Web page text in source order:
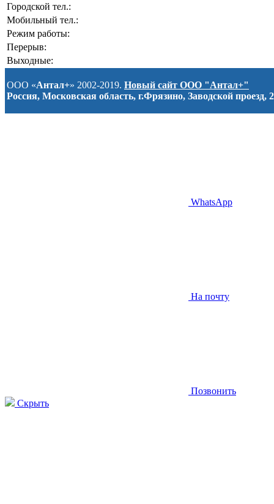
Городской тел.:
Мобильный тел.:
Режим работы:
Перерыв:
Выходные:
ООО «Антал+» 2002-2019. Новый сайт ООО "Антал+"
Россия, Московская область, г.Фрязино, Заводской проезд, 2
WhatsApp
На почту
Позвонить
Скрыть